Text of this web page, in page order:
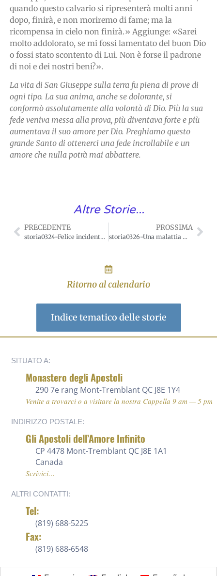
quando questo calvario si ripresenterà molti anni
dopo, finirà, e non moriremo di fame; ma la
ricompensa in cielo non finirà.» Aggiunge: «Sarei
molto addolorato, se mi fossi lamentato del buon Dio
o fossi stato scontento di Lui. Non è forse il padrone
di noi e dei nostri beni?».
La vita di San Giuseppe sulla terra fu piena di prove di
ogni tipo. La sua anima, anche se dolorante, si
conformò assolutamente alla volontà di Dio. Più la sua
fede veniva messa alla prova, più diventava forte e più
aumentava il suo amore per Dio. Preghiamo questo
grande Santo di ottenerci una fede incrollabile e un
amore che nulla potrà mai abbattere.
Altre Storie...
PRECEDENTE
storia0324-Felice incidente ottenuto per intercessione di San Giuseppe.
PROSSIMA
storia0326-Una malattia mandata da San Giuseppe!
Ritorno al calendario
Indice tematico delle storie
SITUATO A:
Monastero degli Apostoli
290 7e rang Mont-Tremblant QC J8E 1Y4
Venite a trovarci o a visitare la nostra Cappella 9 am — 5 pm
INDIRIZZO POSTALE:
Gli Apostoli dell’Amore Infinito
CP 4478 Mont-Tremblant QC J8E 1A1
Canada
Scrivici…
ALTRI CONTATTI:
Tel:
(819) 688-5225 ‍
Fax:
(819) 688-6548